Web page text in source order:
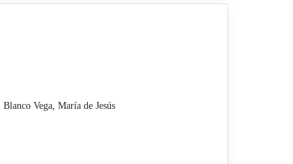
Blanco Vega, María de Jesús